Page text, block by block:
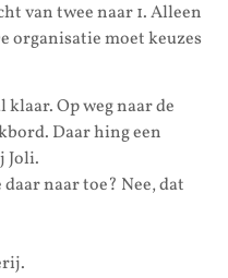
van twee naar 1. Alleen
organisatie moet keuzes
Op weg naar de
Daar hing een
Joli.
naar toe? Nee, dat